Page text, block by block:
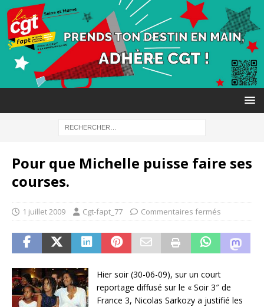
Pour que Michelle puisse faire ses
courses.
1 juillet 2009 Cgt-fapt_77 Commentaires fermés
Hier soir (30-06-09), sur un court
reportage diffusé sur le « Soir 3″ de
France 3, Nicolas Sarkozy a justifié les